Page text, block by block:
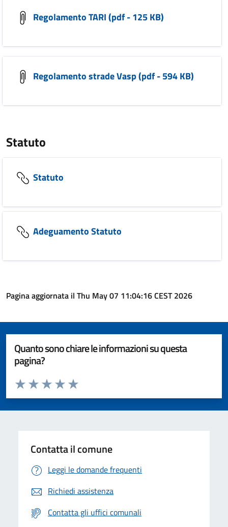
Regolamento TARI (pdf - 125 KB)
Regolamento strade Vasp (pdf - 594 KB)
Statuto
Statuto
Adeguamento Statuto
Pagina aggiornata il Thu May 07 11:04:16 CEST 2026
Quanto sono chiare le informazioni su questa
pagina?
Valuta da 1 a 5 stelle la pagina
Valuta 5 stelle su 5
Valuta 4 stelle su 5
Valuta 3 stelle su 5
Valuta 2 stelle su 5
Valuta 1 stelle su 5
Contatta il comune
Leggi le domande frequenti
Richiedi assistenza
Contatta gli uffici comunali